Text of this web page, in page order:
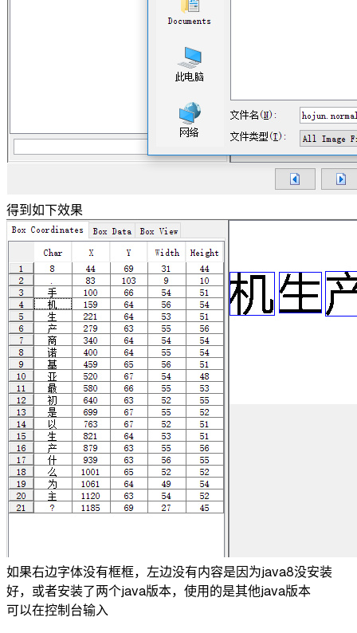
得到如下效果
如果右边字体没有框框，左边没有内容是因为java8没安装
好，或者安装了两个java版本，使用的是其他java版本
可以在控制台输入